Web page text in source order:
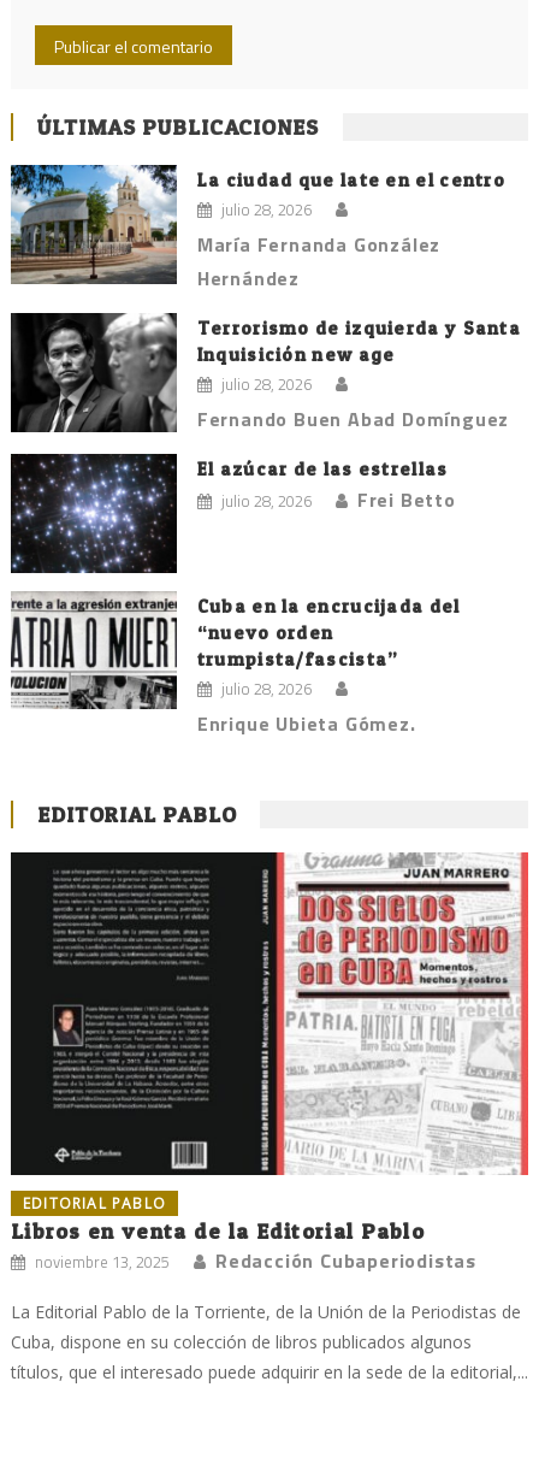
ÚLTIMAS PUBLICACIONES
La ciudad que late en el centro
julio 28, 2026
María Fernanda González
Hernández
Terrorismo de izquierda y Santa
Inquisición new age
julio 28, 2026
Fernando Buen Abad Domínguez
El azúcar de las estrellas
julio 28, 2026 Frei Betto
Cuba en la encrucijada del
“nuevo orden
trumpista/fascista”
julio 28, 2026
Enrique Ubieta Gómez.
EDITORIAL PABLO
EDITORIAL PABLO
Libros en venta de la Editorial Pablo
noviembre 13, 2025 Redacción Cubaperiodistas
La Editorial Pablo de la Torriente, de la Unión de la Periodistas de
Cuba, dispone en su colección de libros publicados algunos
títulos, que el interesado puede adquirir en la sede de la editorial,...